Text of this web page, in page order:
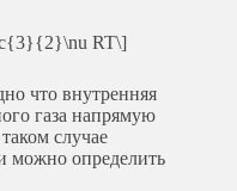
что внутренняя
газа напрямую
случае
можно определить